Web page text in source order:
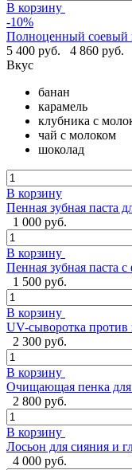
В корзину
-10%
Полноценный соевый
5 400 руб.
4 860 руб.
Вкус
банан
карамель
клубника с
чай с молоком
шоколад
В корзину
Пенная зубная паста
1 000 руб.
В корзину
Пенная зубная паста
1 500 руб.
В корзину
UV-сыворотка
2 300 руб.
В корзину
Очищающая пенка для
2 800 руб.
В корзину
Лосьон для сияния и
4 000 руб.